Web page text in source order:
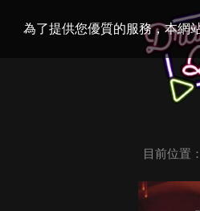
為了提供您優質的服務，本網
目前位置：